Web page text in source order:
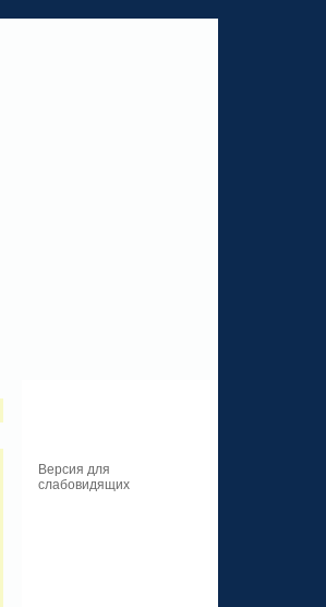
Версия для
слабовидящих